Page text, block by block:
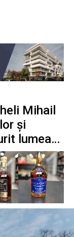
Mihail
și
lumea…